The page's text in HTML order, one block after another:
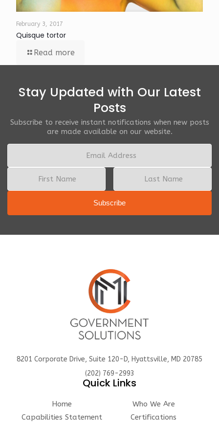
February 3, 2017
Quisque tortor
Read more
Stay Updated with Our Latest
Posts
Subscribe to receive instant notifications when new posts
are made available on our website.
8201 Corporate Drive, Suite 120-D, Hyattsville, MD 20785
(202) 769-2993
Quick Links
Home
Who We Are
Capabilities Statement
Certifications